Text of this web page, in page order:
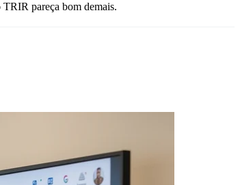
pareça bom demais.